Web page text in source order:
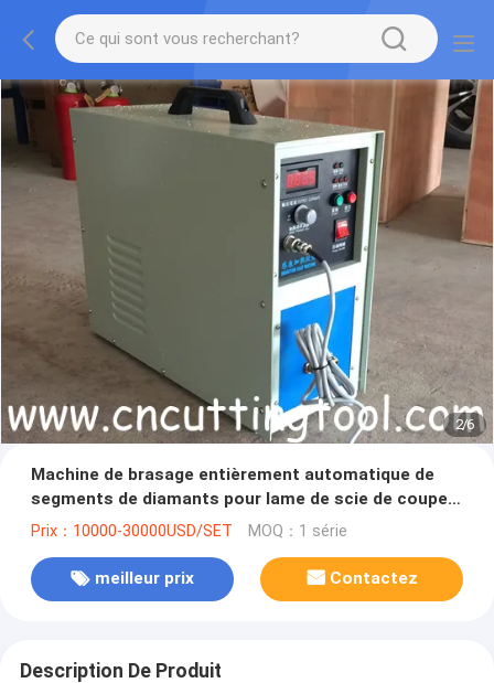
2/6
Machine de brasage entièrement automatique de
segments de diamants pour lame de scie de coupe
de pierre 800-2200mm
Prix：10000-30000USD/SET MOQ：1 série
meilleur prix Contactez
Description De Produit